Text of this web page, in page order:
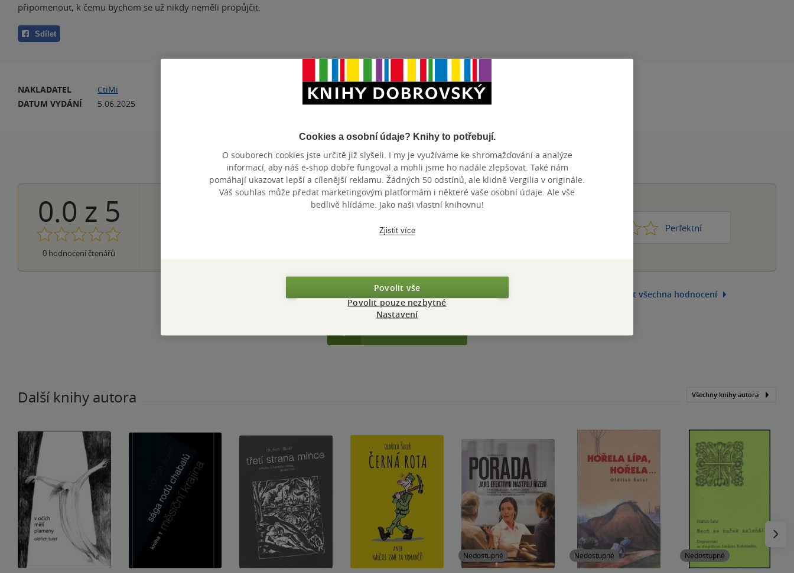
připomenout, k čemu bychom se už nikdy neměli propůjčit.
Sdílet
NAKLADATEL
CtiMi
DATUM VYDÁNÍ
5.06.2025
Mp3
čeština
DÉLKA
Hodnocení a recenze čtenářů
0.0 z 5
0 hodnocení čtenářů
PŘIDEJTE SVÉ HODNOCENÍ PRODUKTU
Hodnocení našich knihkupců: 0.0 z 5 Perfektní
Zobrazit všechna hodnocení
Další knihy autora Všechny knihy autora
Nedostupné Nedostupné Nedostupné
Cookies a osobní údaje? Knihy to potřebují.
O souborech cookies jste určitě již slyšeli. I my je využíváme ke shromažďování a analýze
informací, aby náš e-shop dobře fungoval a mohli jsme ho nadále zlepšovat. Také nám
pomáhají ukazovat lepší a cílenější reklamu. Žádných 50 odstínů, ale klidně Vergilia v originále.
Váš souhlas může předat marketingovým platformám i některé vaše osobní údaje. Ale vše
bedlivě hlídáme. Jako naši vlastní knihovnu!
Zjistit více
Povolit vše
Povolit pouze nezbytné
Nastavení